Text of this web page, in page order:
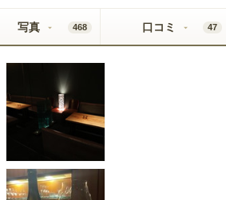
写真 468 口コミ 47